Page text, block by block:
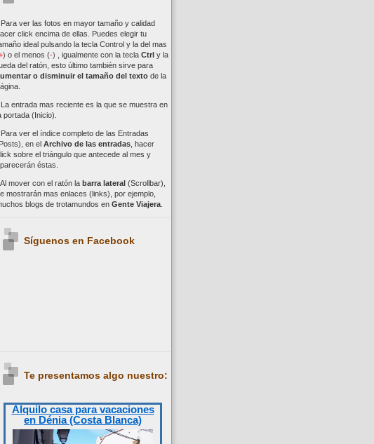
ver las fotos en mayor tamaño y calidad
click encima de ellas. Puedes elegir tu
ideal pulsando la tecla Controly la del mas
) o el menos (-) igualmente con la tecla Ctrl y la
del ratón, esto último también sirve para
o disminuir el tamaño del textode la
entrada mas reciente es la que se muestra en
portada (Inicio).
ver el índice completo de las Entradas
en el Archivo de las entradas, hacer
sobre el triángulo que antecede al mes y
éstas.
mover con el ratón la barra lateral(Scrollbar),
mostrarán mas enlaces (links), por ejemplo,
blogs de trotamundos en Gente Viajera.
Síguenos en Facebook
Te presentamos algo nuestro:
Alquilo casa para vacaciones
en Dénia (Costa Blanca)